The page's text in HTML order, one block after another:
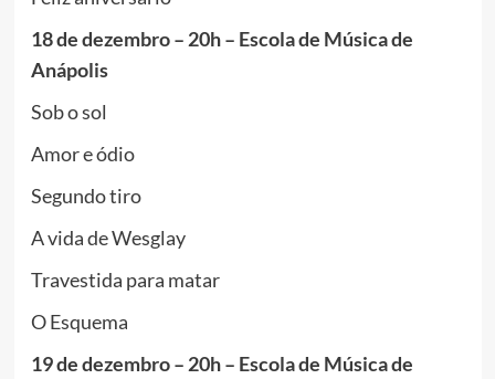
18 de dezembro – 20h – Escola de Música de
Anápolis
Sob o sol
Amor e ódio
Segundo tiro
A vida de Wesglay
Travestida para matar
O Esquema
19 de dezembro – 20h – Escola de Música de